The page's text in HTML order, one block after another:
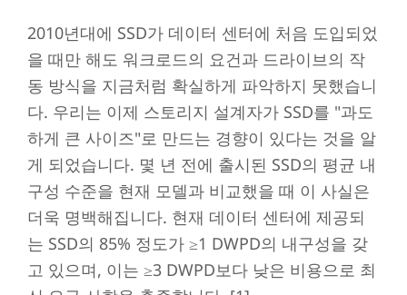
2010년대에 SSD가 데이터 센터에 처음 도입되었
을 때만 해도 워크로드의 요건과 드라이브의 작
동 방식을 지금처럼 확실하게 파악하지 못했습니
다. 우리는 이제 스토리지 설계자가 SSD를 "과도
하게 큰 사이즈"로 만드는 경향이 있다는 것을 알
게 되었습니다. 몇 년 전에 출시된 SSD의 평균 내
구성 수준을 현재 모델과 비교했을 때 이 사실은
더욱 명백해집니다. 현재 데이터 센터에 제공되
는 SSD의 85% 정도가 ≥1 DWPD의 내구성을 갖
고 있으며, 이는 ≥3 DWPD보다 낮은 비용으로 최